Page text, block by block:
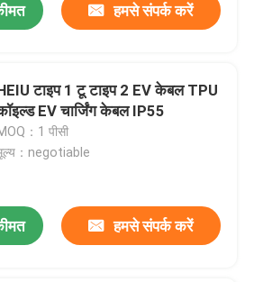
हमसे संपर्क करें
टाइप 1 टू टाइप 2 EV केबल TPU
EV चार्जिंग केबल IP55
：1 पीसी
：negotiable
हमसे संपर्क करें